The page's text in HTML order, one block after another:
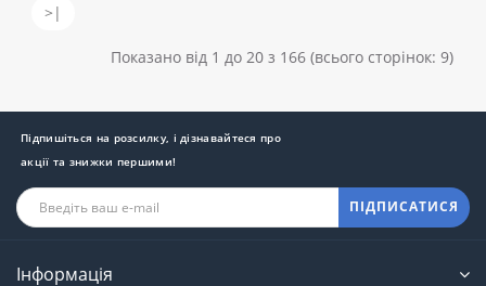
>|
Показано від 1 до 20 з 166 (всього сторінок: 9)
Підпишіться на розсилку, і дізнавайтеся про
акції та знижки першими!
ПІДПИСАТИСЯ
Інформація